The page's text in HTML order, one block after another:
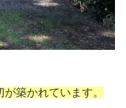
築かれています。